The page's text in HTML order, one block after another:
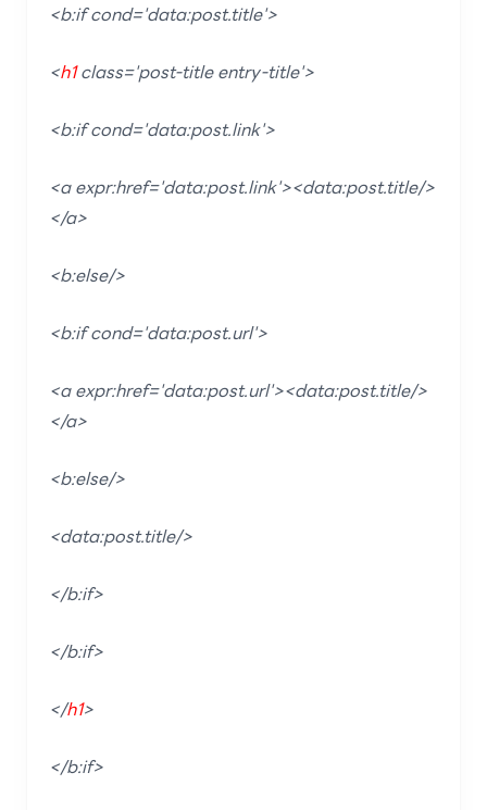
<b:if cond='data:post.title'>
<h1class='post-title entry-title'>
<b:if cond='data:post.link'>
<a expr:href='data:post.link'><data:post.title/>
</a>
<b:else/>
<b:if cond='data:post.url'>
<a expr:href='data:post.url'><data:post.title/>
</a>
<b:else/>
<data:post.title/>
</b:if>
</b:if>
</h1>
</b:if>